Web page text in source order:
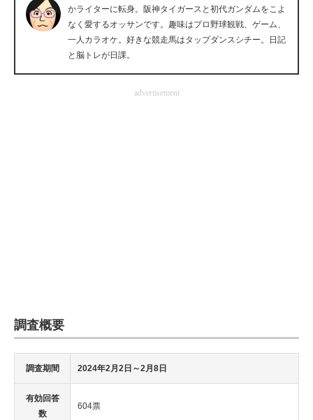
かライターに転身。阪神タイガースと初代ガンダムをこよ
なく愛するオッサンです。趣味はプロ野球観戦、ゲーム、
一人カラオケ。好きな競走馬はタップダンスシチー。日記
と脳トレが日課。
advertisement
調査概要
調査期間 2024年2月2日～2月8日
有効回答
数
604票